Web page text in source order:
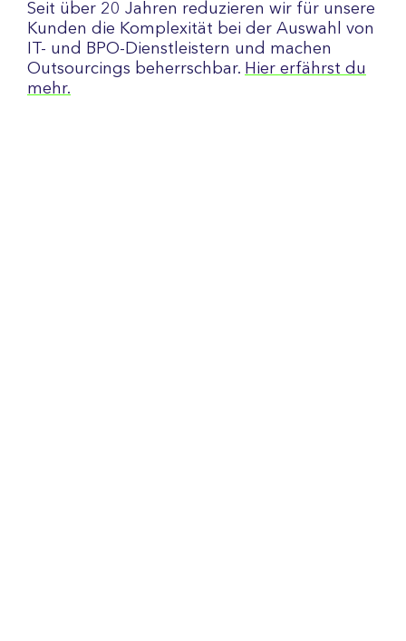
Seit über 20 Jahren reduzieren wir für unsere
Kunden die Komplexität bei der Auswahl von
IT- und BPO-Dienstleistern und machen
Outsourcings beherrschbar. Hier erfährst du
mehr.